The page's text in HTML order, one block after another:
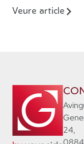
Veure article
24,